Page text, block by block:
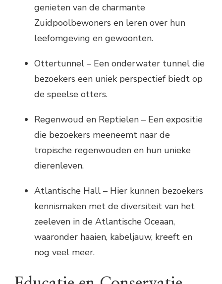
genieten van de charmante
Zuidpoolbewoners en leren over hun
leefomgeving en gewoonten.
Ottertunnel – Een onderwater tunnel die
bezoekers een uniek perspectief biedt op
de speelse otters.
Regenwoud en Reptielen – Een expositie
die bezoekers meeneemt naar de
tropische regenwouden en hun unieke
dierenleven.
Atlantische Hall – Hier kunnen bezoekers
kennismaken met de diversiteit van het
zeeleven in de Atlantische Oceaan,
waaronder haaien, kabeljauw, kreeft en
nog veel meer.